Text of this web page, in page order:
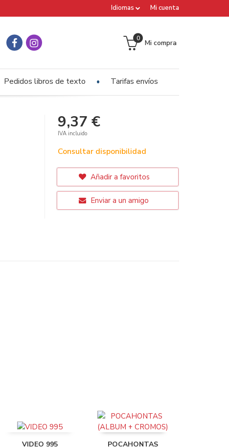
Mi cuenta
Idiomas
Mi compra
0
Pedidos libros de texto Tarifas envíos
9,37 €
IVA incluido
Consultar disponibilidad
Añadir a favoritos
Enviar a un amigo
VIDEO 995
POCAHONTAS